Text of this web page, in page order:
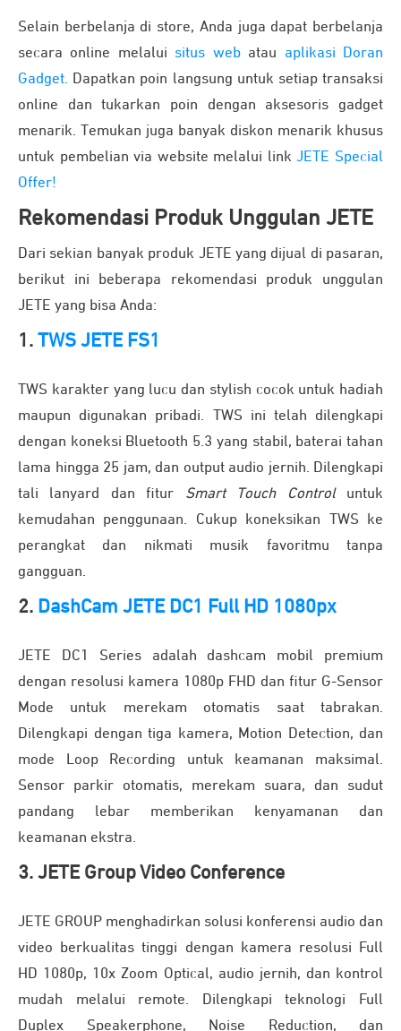
Selain berbelanja di store, Anda juga dapat berbelanja
secara online melalui situs webatau aplikasi Doran
Gadget. Dapatkan poin langsung untuk setiap transaksi
online dan tukarkan poin dengan aksesoris gadget
menarik. Temukan juga banyak diskon menarik khusus
untuk pembelian via website melalui linkJETE Special
Offer!
Rekomendasi Produk Unggulan JETE
Dari sekian banyak produk JETE yang dijual di pasaran,
berikut ini beberapa rekomendasi produk unggulan
JETE yang bisa Anda:
1. TWS JETE FS1
TWS karakter yang lucu dan stylish cocok untuk hadiah
maupun digunakan pribadi. TWS ini telah dilengkapi
dengan koneksi Bluetooth 5.3 yang stabil, baterai tahan
lama hingga 25 jam, dan output audio jernih. Dilengkapi
tali lanyard dan fitur Smart Touch Controluntuk
kemudahan penggunaan. Cukup koneksikan TWS ke
perangkat dan nikmati musik favoritmu tanpa
gangguan.
2. DashCam JETE DC1 Full HD 1080px
JETE DC1 Series adalah dashcam mobil premium
dengan resolusi kamera 1080p FHD dan fitur G-Sensor
Mode untuk merekam otomatis saat tabrakan.
Dilengkapi dengan tiga kamera, Motion Detection, dan
mode Loop Recording untuk keamanan maksimal.
Sensor parkir otomatis, merekam suara, dan sudut
pandang lebar memberikan kenyamanan dan
keamanan ekstra.
3. JETE Group Video Conference
JETE GROUP menghadirkan solusi konferensi audio dan
video berkualitas tinggi dengan kamera resolusi Full
HD 1080p, 10x Zoom Optical, audio jernih, dan kontrol
mudah melalui remote. Dilengkapi teknologi Full
Duplex Speakerphone, Noise Reduction, dan